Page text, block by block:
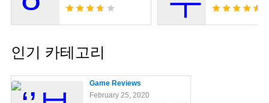
인기 카테고리
Game Reviews
February 25, 2020